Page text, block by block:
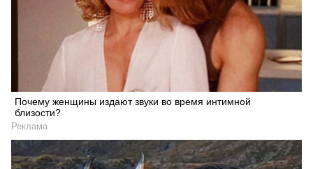
Почему женщины издают звуки во время интимной
близости?
Реклама